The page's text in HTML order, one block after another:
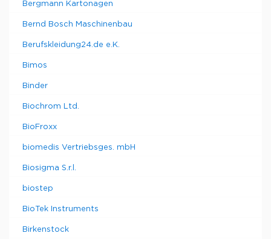
Bergmann Kartonagen
Bernd Bosch Maschinenbau
Berufskleidung24.de e.K.
Bimos
Binder
Biochrom Ltd.
BioFroxx
biomedis Vertriebsges. mbH
Biosigma S.r.l.
biostep
BioTek Instruments
Birkenstock